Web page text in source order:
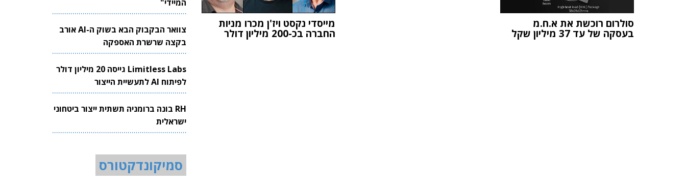
סולרום רוכשת את א.ח.מ
בעסקה של עד 37 מיליון שקל
מייסדי נקסט ויז'ן מכרו מניות
החברה בכ-200 מיליון דולר
המיידי"
צוואר הבקבוק הבא בשוק ה-AI אורב
בקצה שרשרת האספקה
Limitless Labs גייסה 20 מיליון דולר
לפיתוח AI לתעשיית הייצור
RH בונה ברומניה תשתית ייצור ביטחוני
ישראלית
סמיקונדקטורס